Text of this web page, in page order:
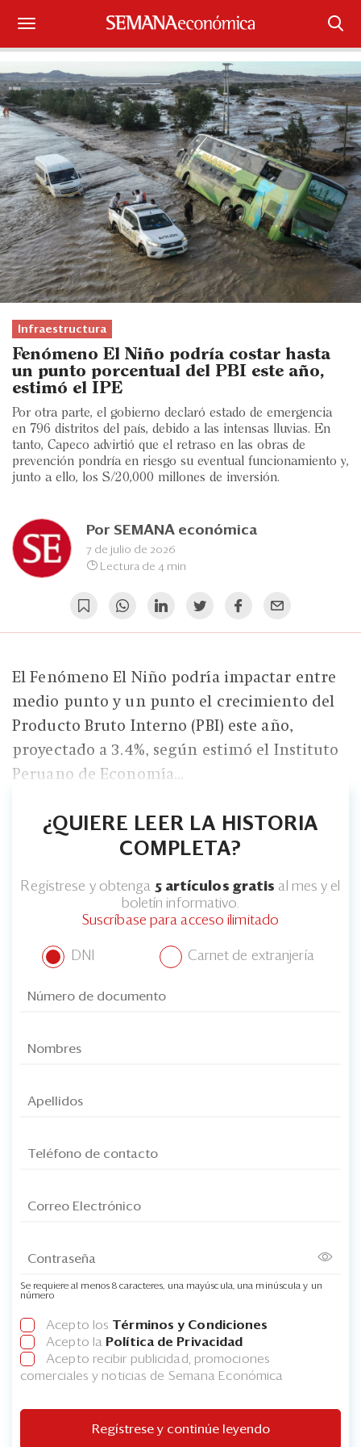
Iniciar sesión
Portada
¿Qué está pasando?
Sectores y Empresas
Management
Economía y Finanzas
Legal y Política
Eventos
Ranking CEO
Edición Impresa
Infraestructura
Fenómeno El Niño podría costar hasta
un punto porcentual del PBI este año,
estimó el IPE
Por otra parte, el gobierno declaró estado de emergencia
en 796 distritos del país, debido a las intensas lluvias. En
tanto, Capeco advirtió que el retraso en las obras de
prevención pondría en riesgo su eventual funcionamiento y,
junto a ello, los S/20,000 millones de inversión.
Por SEMANA económica
7 de julio de 2026
Lectura de 4 min
El Fenómeno El Niño podría impactar entre
medio punto y un punto el crecimiento del
Producto Bruto Interno (PBI) este año,
proyectado a 3.4%, según estimó el Instituto
Peruano de Economía...
¿QUIERE LEER LA HISTORIA
COMPLETA?
Regístrese y obtenga 5 artículos gratis al mes y el
boletín informativo.
Suscríbase para acceso ilimitado
DNI Carnet de extranjería
Se requiere al menos 8 caracteres, una mayúscula, una minúscula y un
número
Acepto los Términos y Condiciones
Acepto la Política de Privacidad
Acepto recibir publicidad, promociones
comerciales y noticias de Semana Económica
Regístrese y continúe leyendo